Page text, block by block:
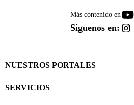
Más contenido en
Síguenos en:
NUESTROS PORTALES
SERVICIOS